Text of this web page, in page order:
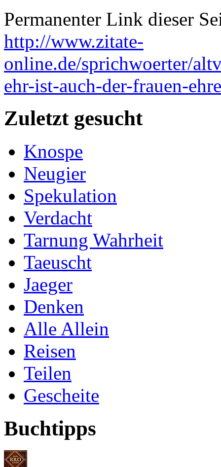
Permanenter Link dieser
http://www.zitate-
online.de/sprichwoerter/
ehr-ist-auch-der-frauen-
Zuletzt gesucht
Knospe
Neugier
Spekulation
Verdacht
Tarnung Wahrheit
Taeuscht
Jaeger
Denken
Alle Allein
Reisen
Teilen
Gescheite
Buchtipps